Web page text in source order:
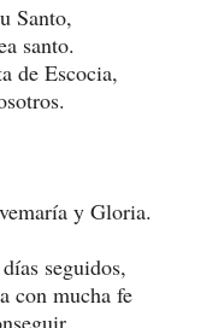
Santo,
santo.
de Escocia,
y Gloria.
seguidos,
con mucha fe